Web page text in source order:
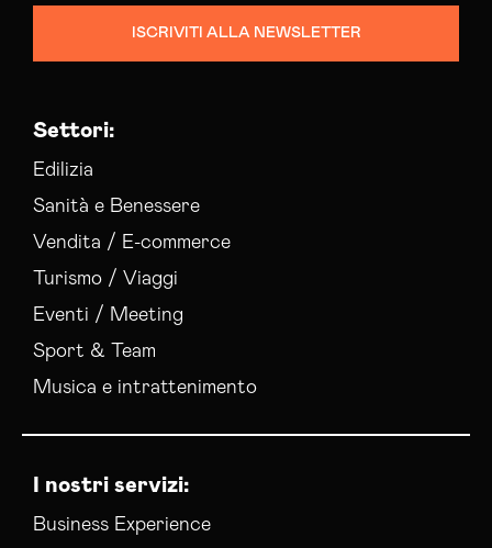
ISCRIVITI ALLA NEWSLETTER
Settori:
Edilizia
Sanità e Benessere
Vendita / E-commerce
Turismo / Viaggi
Eventi / Meeting
Sport & Team
Musica e intrattenimento
I nostri servizi:
Business Experience